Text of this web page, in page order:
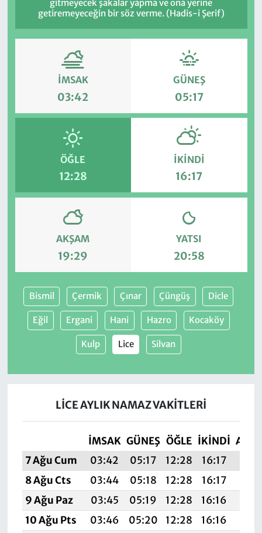
gitmeyecek şakalar yapma ve ona yerine
getiremeyeceğin bir söz verme. (Hadis-i Şerif)
İMSAK
03:42
GÜNEŞ
05:17
ÖĞLE
12:28
İKINDI
16:17
AKŞAM
19:29
YATSI
20:58
Bismil Çermik Çınar Çüngüş Dicle
Eğil Ergani Hani Hazro Kocaköy
Kulp Lice Silvan
LICE AYLIK NAMAZ VAKITLERI
İMSAK GÜNEŞ ÖĞLE İKINDI
7 Ağu Cum
03:42 05:17 12:28 16:17
8 Ağu Cts
03:44 05:18 12:28 16:17
9 Ağu Paz
03:45 05:19 12:28 16:16
10 Ağu Pts
03:46 05:20 12:28 16:16